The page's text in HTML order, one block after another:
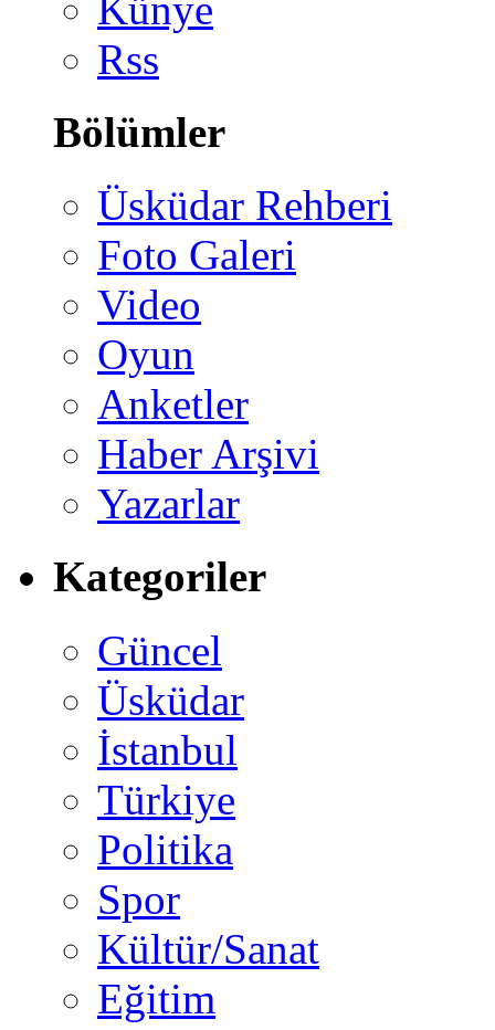
Rss
Bölümler
Üsküdar Rehberi
Foto Galeri
Video
Oyun
Anketler
Haber Arşivi
Yazarlar
Kategoriler
Güncel
Üsküdar
İstanbul
Türkiye
Politika
Spor
Kültür/Sanat
Eğitim